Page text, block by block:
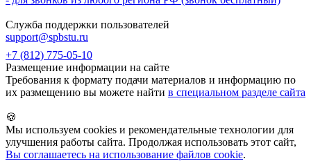
Служба поддержки пользователей
support@spbstu.ru
+7 (812) 775-05-10
Размещение информации на сайте
Требования к формату подачи материалов и информацию по
их размещению вы можете найти в специальном разделе сайта
🍪
Мы используем cookies и рекомендательные технологии для
улучшения работы сайта. Продолжая использовать этот сайт,
Вы соглашаетесь на использование файлов cookie.